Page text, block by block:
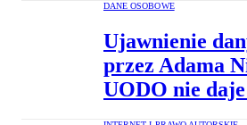
DANE OSOBOWE
Ujawnienie
przez Adama
UODO nie